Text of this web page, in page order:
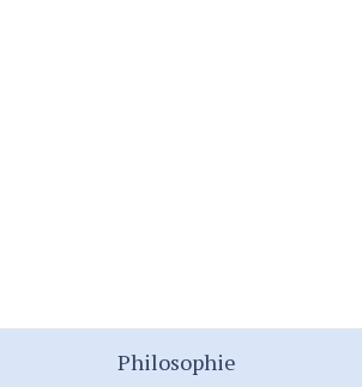
Philosophie